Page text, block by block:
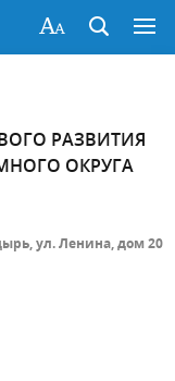
РАЗВИТИЯ
ОКРУГА
ул. Ленина, дом 20